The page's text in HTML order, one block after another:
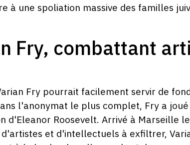
à une spoliation massive des familles
Fry, combattant
Fry pourrait facilement servir de
l'anonymat le plus complet, Fry a
d'Eleanor Roosevelt. Arrivé à Marseille
et d'intellectuels à exfiltrer,